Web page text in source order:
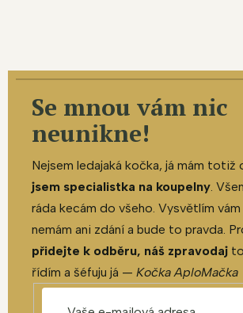
Se mnou vám nic
neunikne!
Nejsem ledajaká kočka, já mám totiž
jsem specialistka na koupelny .
ráda kecám do všeho. Vysvětlím
nemám ani zdání a bude to pravda.
přidejte k odběru, náš zpravodaj
řídím a šéfuju já — Kočka AploMačka